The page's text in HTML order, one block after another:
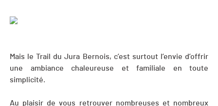
Mais le Trail du Jura Bernois, c’est surtout l’envie d’offrir
une ambiance chaleureuse et familiale en toute
simplicité.
Au plaisir de vous retrouver nombreuses et nombreux